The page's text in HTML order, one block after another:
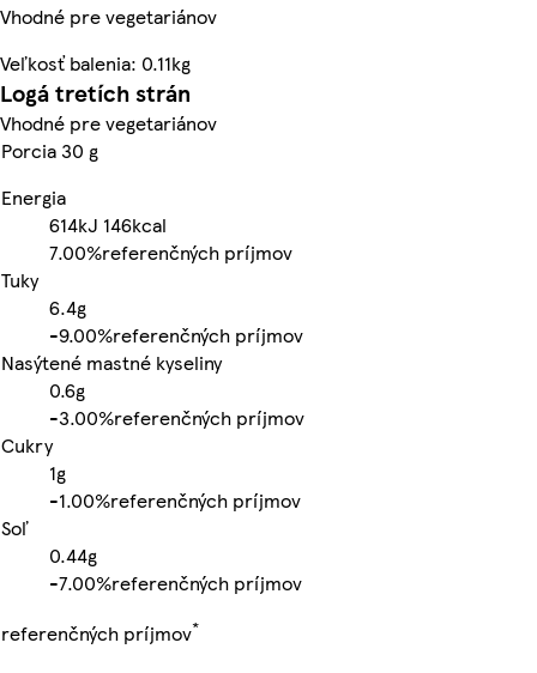
Vhodné pre vegetariánov
Veľkosť balenia: 0.11kg
Logá tretích strán
Vhodné pre vegetariánov
Porcia 30 g
Energia
614kJ 146kcal
7.00%referenčných príjmov
Tuky
6.4g
-9.00%referenčných príjmov
Nasýtené mastné kyseliny
0.6g
-3.00%referenčných príjmov
Cukry
1g
-1.00%referenčných príjmov
Soľ
0.44g
-7.00%referenčných príjmov
referenčných príjmov*